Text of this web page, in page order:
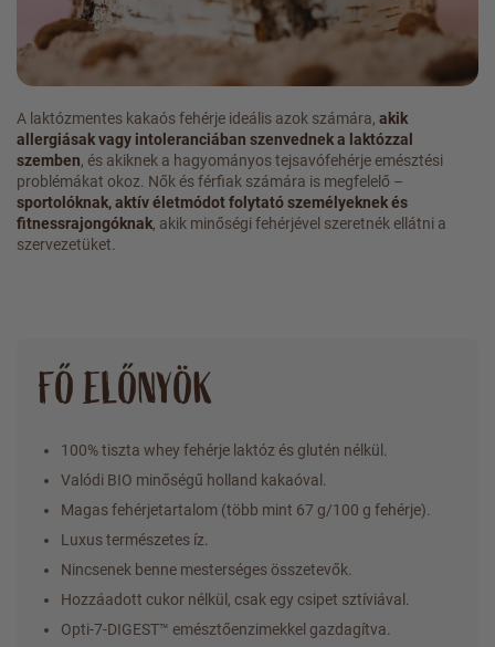
A laktózmentes kakaós fehérje ideális azok számára, akik
allergiásak vagy intoleranciában szenvednek a laktózzal
szemben, és akiknek a hagyományos tejsavófehérje emésztési
problémákat okoz. Nők és férfiak számára is megfelelő –
sportolóknak, aktív életmódot folytató személyeknek és
fitnessrajongóknak, akik minőségi fehérjével szeretnék ellátni a
szervezetüket.
FŐ ELŐNYÖK
100% tiszta whey fehérje laktóz és glutén nélkül.
Valódi BIO minőségű holland kakaóval.
Magas fehérjetartalom (több mint 67 g/100 g fehérje).
Luxus természetes íz.
Nincsenek benne mesterséges összetevők.
Hozzáadott cukor nélkül, csak egy csipet sztíviával.
Opti-7-DIGEST™ emésztőenzimekkel gazdagítva.